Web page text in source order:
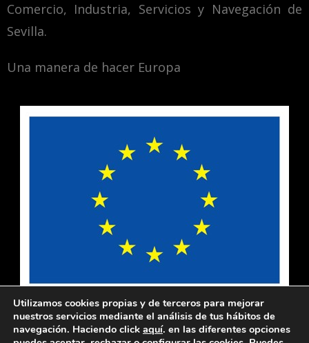
Comercio, Industria, Servicios y Navegación de
Sevilla.
Una manera de hacer Europa
Utilizamos cookies propias y de terceros para mejorar
nuestros servicios mediante el análisis de tus hábitos de
navegación. Haciendo click aquí. en las diferentes opciones